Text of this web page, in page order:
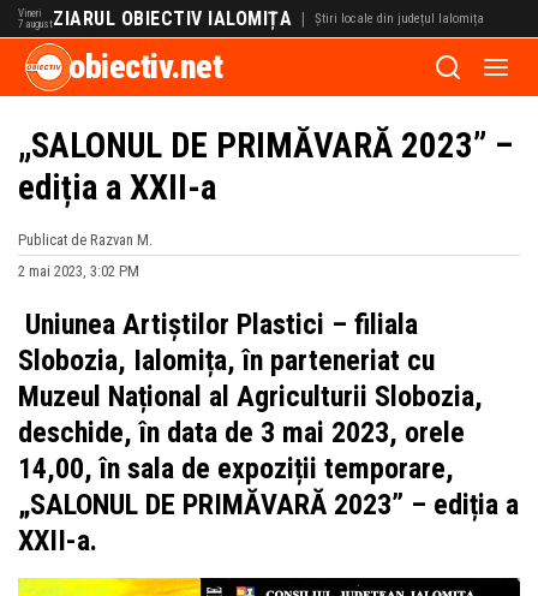
Vineri
7 augustZIARUL OBIECTIV IALOMIȚA | Știri locale din județul Ialomița
obiectiv.net
„SALONUL DE PRIMĂVARĂ 2023” –
ediția a XXII-a
Publicat de Razvan M.
2 mai 2023, 3:02 PM
Uniunea Artiștilor Plastici – filiala
Slobozia, Ialomița, în parteneriat cu
Muzeul Național al Agriculturii Slobozia,
deschide, în data de 3 mai 2023, orele
14,00, în sala de expoziții temporare,
„SALONUL DE PRIMĂVARĂ 2023” – ediția a
XXII-a.